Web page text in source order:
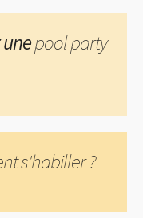
pool party
s'habiller ?